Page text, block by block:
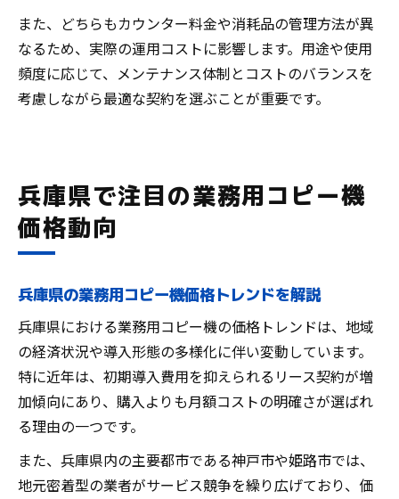
また、どちらもカウンター料金や消耗品の管理方法が異
なるため、実際の運用コストに影響します。用途や使用
頻度に応じて、メンテナンス体制とコストのバランスを
考慮しながら最適な契約を選ぶことが重要です。
兵庫県で注目の業務用コピー機
価格動向
兵庫県の業務用コピー機価格トレンドを解説
兵庫県における業務用コピー機の価格トレンドは、地域
の経済状況や導入形態の多様化に伴い変動しています。
特に近年は、初期導入費用を抑えられるリース契約が増
加傾向にあり、購入よりも月額コストの明確さが選ばれ
る理由の一つです。
また、兵庫県内の主要都市である神戸市や姫路市では、
地元密着型の業者がサービス競争を繰り広げており、価